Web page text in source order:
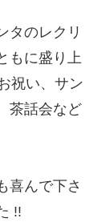
タのレクリ
もに盛り上
祝い、サン
茶話会など
喜んで下さ
!!